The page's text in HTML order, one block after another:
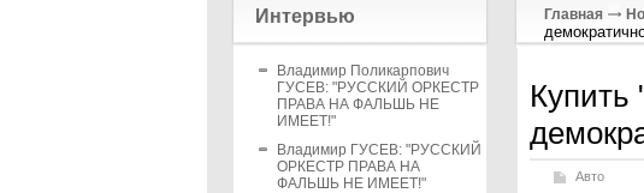
Интервью
Владимир Поликарпович
ГУСЕВ: "РУССКИЙ ОРКЕСТР
ПРАВА НА ФАЛЬШЬ НЕ
ИМЕЕТ!"
Владимир ГУСЕВ: "РУССКИЙ
ОРКЕСТР ПРАВА НА
ФАЛЬШЬ НЕ ИМЕЕТ!"
Главная
Купить
Авто